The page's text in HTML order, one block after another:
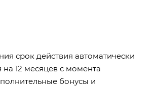
срок действия автоматически
на 12 месяцев с момента
бонусы и